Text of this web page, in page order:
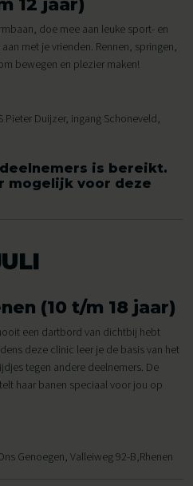
doe mee aan leuke sport- en
met je vrienden. Rennen, springen,
bewegen en plezier maken!
Pieter Duijzer, ingang Schoneveld,
is bereikt.
mogelijk voor deze
(10 t/m 18 jaar)
een dartbord van dichtbij hebt
deze clinic leer je de basis van het
tegen andere deelnemers. De
haar banen speciaal voor jou op
Genoegen, Valleiweg 92-B,Rhenen